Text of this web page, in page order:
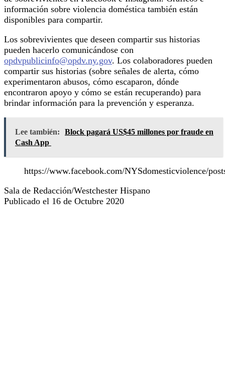
información sobre violencia doméstica también están
disponibles para compartir.
Los sobrevivientes que deseen compartir sus historias
pueden hacerlo comunicándose con
opdvpublicinfo@opdv.ny.gov. Los colaboradores pueden
compartir sus historias (sobre señales de alerta, cómo
experimentaron abusos, cómo escaparon, dónde
encontraron apoyo y cómo se están recuperando) para
brindar información para la prevención y esperanza.
Lee también:
Block pagará US$45 millones por fraude en
Cash App
https://www.facebook.com/NYSdomesticviolence/
Sala de Redacción/Westchester Hispano
Publicado el 16 de Octubre 2020